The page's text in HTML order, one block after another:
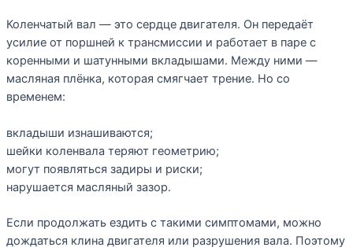
Коленчатый вал — это сердце двигателя. Он передаёт
усилие от поршней к трансмиссии и работает в паре с
коренными и шатунными вкладышами. Между ними —
масляная плёнка, которая смягчает трение. Но со
временем:
вкладыши изнашиваются;
шейки коленвала теряют геометрию;
могут появляться задиры и риски;
нарушается масляный зазор.
Если продолжать ездить с такими симптомами, можно
дождаться клина двигателя или разрушения вала. Поэтому